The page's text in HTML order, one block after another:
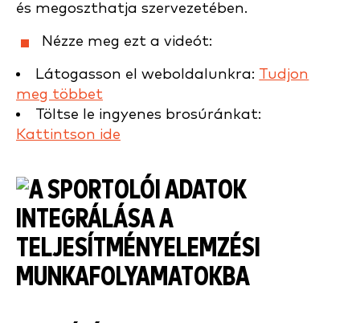
és megoszthatja szervezetében.
Nézze meg ezt a videót:
Látogasson el weboldalunkra: Tudjon
meg többet
Töltse le ingyenes brosúránkat:
Kattintson ide